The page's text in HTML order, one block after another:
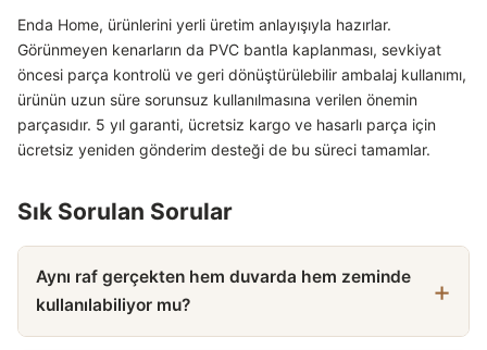
Enda Home, ürünlerini yerli üretim anlayışıyla hazırlar.
Görünmeyen kenarların da PVC bantla kaplanması, sevkiyat
öncesi parça kontrolü ve geri dönüştürülebilir ambalaj kullanımı,
ürünün uzun süre sorunsuz kullanılmasına verilen önemin
parçasıdır. 5 yıl garanti, ücretsiz kargo ve hasarlı parça için
ücretsiz yeniden gönderim desteği de bu süreci tamamlar.
Sık Sorulan Sorular
Aynı raf gerçekten hem duvarda hem zeminde
kullanılabiliyor mu?